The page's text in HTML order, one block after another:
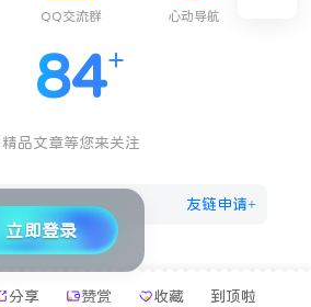
分享 赞赏 收藏 到顶啦
QQ交流群 心动导航
84
精品文章等您来关注
友链申请+
立即登录